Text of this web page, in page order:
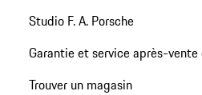
Studio F. A. Porsche
Garantie et service après-
Trouver un magasin